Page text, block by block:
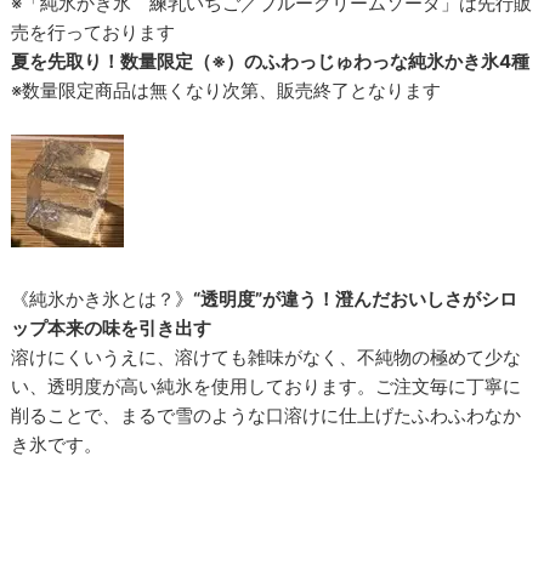
売を行っております
夏を先取り！数量限定（※）のふわっじゅわっな純氷かき氷4種
※数量限定商品は無くなり次第、販売終了となります
《純氷かき氷とは？》“透明度”が違う！澄んだおいしさがシロ
ップ本来の味を引き出す
溶けにくいうえに、溶けても雑味がなく、不純物の極めて少な
い、透明度が高い純氷を使用しております。ご注文毎に丁寧に
削ることで、まるで雪のような口溶けに仕上げたふわふわなか
き氷です。